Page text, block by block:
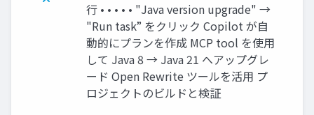
⾏ • • • • • "Java version upgrade" →
"Run task” をクリック Copilot が⾃
動的にプランを作成 MCP tool を使⽤
して Java 8 → Java 21 へアップグレ
ード Open Rewrite ツールを活⽤ プ
ロジェクトのビルドと検証